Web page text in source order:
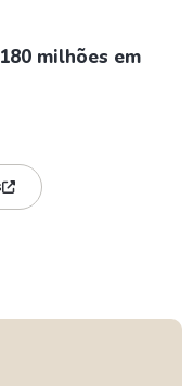
milhões em